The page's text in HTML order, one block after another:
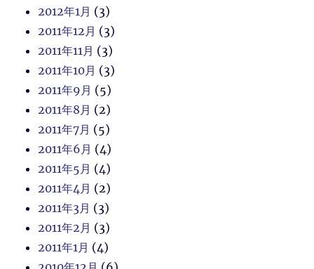
2012年1月 (3)
2011年12月 (3)
2011年11月 (3)
2011年10月 (3)
2011年9月 (5)
2011年8月 (2)
2011年7月 (5)
2011年6月 (4)
2011年5月 (4)
2011年4月 (2)
2011年3月 (3)
2011年2月 (3)
2011年1月 (4)